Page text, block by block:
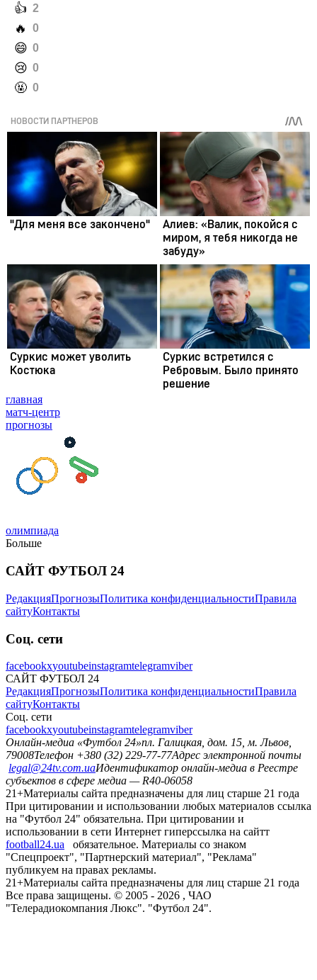
️👍 2
️🔥 0
️😄 0
️😢 0
️🤬 0
главная
матч-центр
прогнозы
олимпиада
Больше
САЙТ ФУТБОЛ 24
РедакцияПрогнозыПолитика конфиденциальностиПравила
сайтуКонтакты
Соц. сети
facebookxyoutubeinstagramtelegramviber
САЙТ ФУТБОЛ 24
РедакцияПрогнозыПолитика конфиденциальностиПравила
сайтуКонтакты
Соц. сети
facebookxyoutubeinstagramtelegramviber
Онлайн-медиа «Футбол 24»пл. Галицкая, дом. 15, м. Львов,
79008Телефон +380 (32) 229-77-77Адрес электронной почты
legal@24tv.com.uaИдентификатор онлайн-медиа в Реестре
субъектов в сфере медиа — R40-06058
21+Материалы сайта предназначены для лиц старше 21 года
При цитировании и использовании любых материалов ссылка
на "Футбол 24" обязательна. При цитировании и
использовании в сети Интернет гиперссылка на сайтт
football24.ua
обязательное. Материалы со знаком
"Спецпроект", "Партнерский материал", "Реклама"
публикуем на правах рекламы.
21+Материалы сайта предназначены для лиц старше 21 года
Все права защищены. © 2005 - 2026 , ЧАО
"Телерадиокомпания Люкс". "Футбол 24".